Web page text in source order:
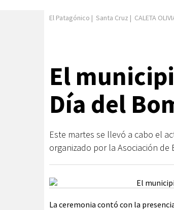
El Patagónico | Santa Cruz | CALETA
El
Día del
Este martes se llevó a cabo el
organizado por la Asociación de
La ceremonia contó con la